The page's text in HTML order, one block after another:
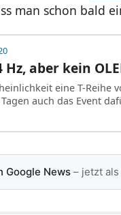
man schon bald
aber kein
eine T-Reihe
auch das Event
Google News– jetzt als